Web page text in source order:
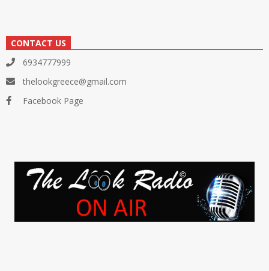
CONTACT US
6934777999
thelookgreece@gmail.com
Facebook Page